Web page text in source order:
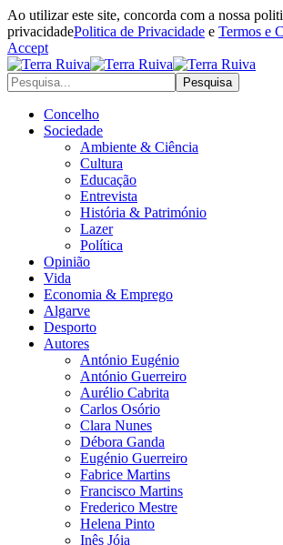
Ao utilizar este site, concorda com a nossa
privacidadePolitica de Privacidade e Termos e
Accept
Concelho
Sociedade
Ambiente & Ciência
Cultura
Educação
Entrevista
História & Património
Lazer
Política
Opinião
Vida
Economia & Emprego
Algarve
Desporto
Autores
António Eugénio
António Guerreiro
Aurélio Cabrita
Carlos Osório
Clara Nunes
Débora Ganda
Eugénio Guerreiro
Fabrice Martins
Francisco Martins
Frederico Mestre
Helena Pinto
Inês Jóia